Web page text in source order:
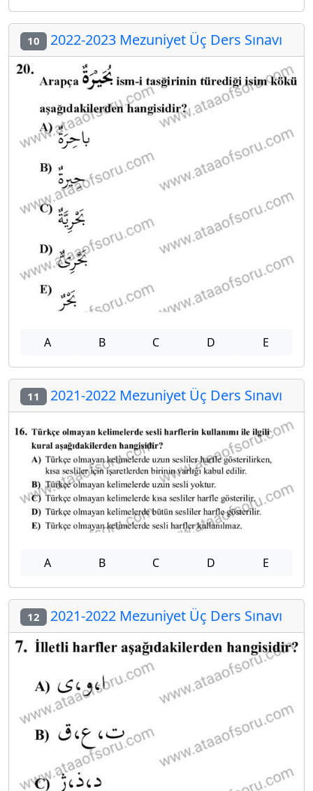
10 2022-2023 Mezuniyet Üç Ders Sınavı
A B C D E
11 2021-2022 Mezuniyet Üç Ders Sınavı
A B C D E
12 2021-2022 Mezuniyet Üç Ders Sınavı